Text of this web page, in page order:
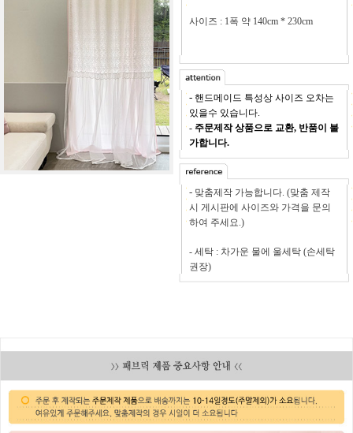
사이즈 : 1폭 약 140cm * 230cm
- 핸드메이드 특성상 사이즈 오차는
있을수 있습니다.
- 주문제작 상품으로 교환, 반품이 불
가합니다.
- 맞춤제작 가능합니다. (맞춤 제작
시 게시판에 사이즈와 가격을 문의
하여 주세요.)
- 세탁 : 차가운 물에 울세탁 (손세탁
권장)